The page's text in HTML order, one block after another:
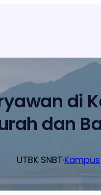
di
dan
UTBK SNBT·Kampus